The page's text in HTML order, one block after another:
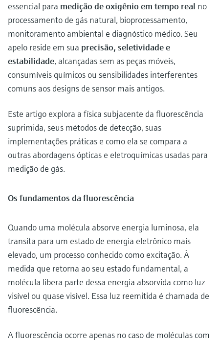
essencial para medição de oxigênio em tempo real no
processamento de gás natural, bioprocessamento,
monitoramento ambiental e diagnóstico médico. Seu
apelo reside em sua precisão, seletividade e
estabilidade, alcançadas sem as peças móveis,
consumíveis químicos ou sensibilidades interferentes
comuns aos designs de sensor mais antigos.
Este artigo explora a física subjacente da fluorescência
suprimida, seus métodos de detecção, suas
implementações práticas e como ela se compara a
outras abordagens ópticas e eletroquímicas usadas para
medição de gás.
Os fundamentos da fluorescência
Quando uma molécula absorve energia luminosa, ela
transita para um estado de energia eletrônico mais
elevado, um processo conhecido como excitação. À
medida que retorna ao seu estado fundamental, a
molécula libera parte dessa energia absorvida como luz
visível ou quase visível. Essa luz reemitida é chamada de
fluorescência.
A fluorescência ocorre apenas no caso de moléculas com